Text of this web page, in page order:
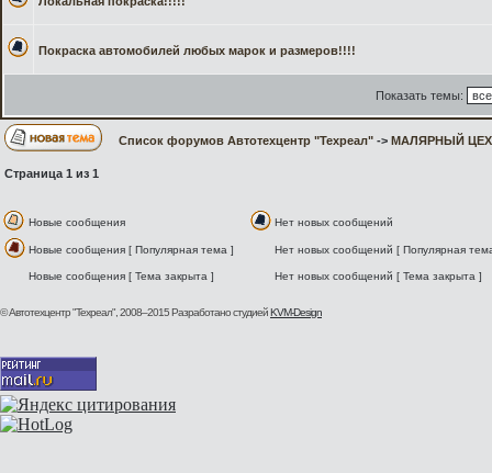
Покраска автомобилей любых марок и размеров!!!!
Показать темы:
Список форумов Автотехцентр "Техреал" -> МАЛЯРНЫЙ ЦЕХ
Страница 1 из 1
Новые сообщения Нет новых сообщений
Новые сообщения [ Популярная тема ] Нет новых сообщений [ Популярная
Новые сообщения [ Тема закрыта ] Нет новых сообщений [ Тема закрыта ]
© Автотехцентр "Техреал", 2008–2015Разработано студиейKVM-Design